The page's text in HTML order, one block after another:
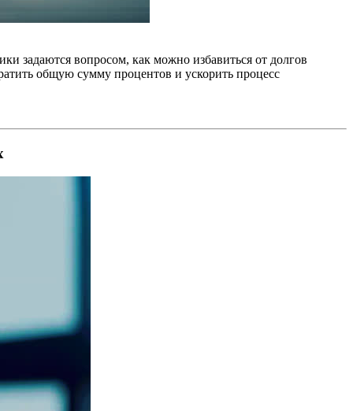
задаются вопросом, как можно избавиться от долгов
общую сумму процентов и ускорить процесс